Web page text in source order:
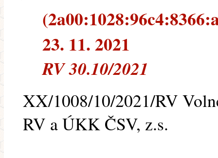
23. 11. 2021
RV 30.10/2021
XX/1008/10/2021/RV
RV a ÚKK ČSV, z.s.